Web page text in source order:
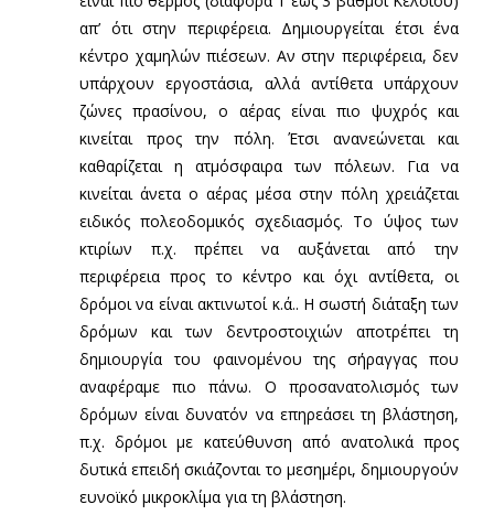
απ’ ότι στην περιφέρεια. Δημιουργείται έτσι ένα
κέντρο χαμηλών πιέσεων. Αν στην περιφέρεια, δεν
υπάρχουν εργοστάσια, αλλά αντίθετα υπάρχουν
ζώνες πρασίνου, ο αέρας είναι πιο ψυχρός και
κινείται προς την πόλη. Έτσι ανανεώνεται και
καθαρίζεται η ατμόσφαιρα των πόλεων. Για να
κινείται άνετα ο αέρας μέσα στην πόλη χρειάζεται
ειδικός πολεοδομικός σχεδιασμός. Το ύψος των
κτιρίων π.χ. πρέπει να αυξάνεται από την
περιφέρεια προς το κέντρο και όχι αντίθετα, οι
δρόμοι να είναι ακτινωτοί κ.ά.. Η σωστή διάταξη των
δρόμων και των δεντροστοιχιών αποτρέπει τη
δημιουργία του φαινομένου της σήραγγας που
αναφέραμε πιο πάνω. Ο προσανατολισμός των
δρόμων είναι δυνατόν να επηρεάσει τη βλάστηση,
π.χ. δρόμοι με κατεύθυνση από ανατολικά προς
δυτικά επειδή σκιάζονται το μεσημέρι, δημιουργούν
ευνοϊκό μικροκλίμα για τη βλάστηση.